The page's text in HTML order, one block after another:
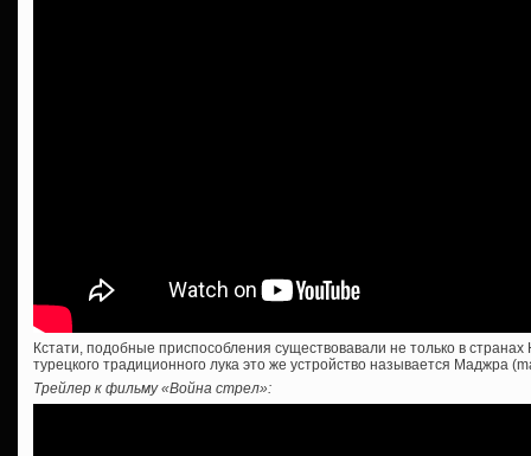
Кстати, подобные приспособления существовавали не только в странах
турецкого традиционного лука это же устройство называется Маджра
Трейлер к фильму «Война стрел»: